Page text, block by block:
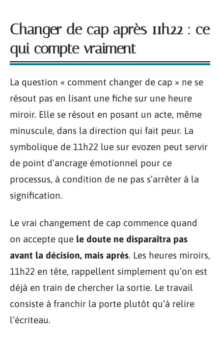
Changer de cap après 11h22 : ce
qui compte vraiment
La question « comment changer de cap » ne se
résout pas en lisant une fiche sur une heure
miroir. Elle se résout en posant un acte, même
minuscule, dans la direction qui fait peur. La
symbolique de 11h22 lue sur evozen peut servir
de point d’ancrage émotionnel pour ce
processus, à condition de ne pas s’arrêter à la
signification.
Le vrai changement de cap commence quand
on accepte que le doute ne disparaîtra pas
avant la décision, mais après. Les heures miroirs,
11h22 en tête, rappellent simplement qu’on est
déjà en train de chercher la sortie. Le travail
consiste à franchir la porte plutôt qu’à relire
l’écriteau.